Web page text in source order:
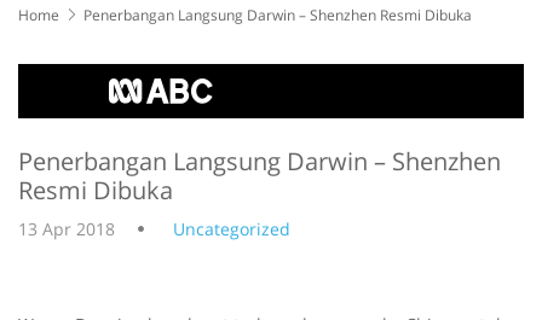
Home Penerbangan Langsung Darwin – Shenzhen Resmi Dibuka
Penerbangan Langsung Darwin – Shenzhen
Resmi Dibuka
13 Apr 2018 Uncategorized